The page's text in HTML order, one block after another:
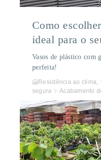
Como
ideal para o
Vasos de plástico com
perfeita!
🥶Resistência ao
segura ✨ Acabamento